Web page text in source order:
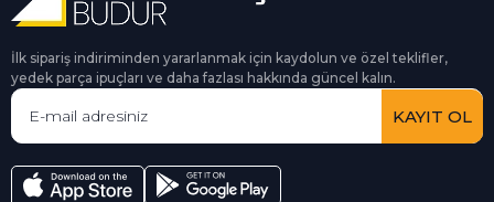
İlk sipariş indiriminden yararlanmak için kaydolun ve özel teklifler,
yedek parça ipuçları ve daha fazlası hakkında güncel kalın.
KAYIT OL